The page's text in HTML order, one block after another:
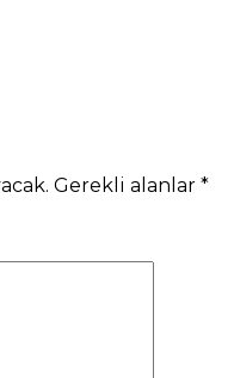
Gerekli alanlar *